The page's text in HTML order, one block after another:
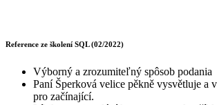
Reference ze školení SQL (02/2022)
Výborný a zrozumiteľný spôsob podania
Paní Šperková velice pěkně vysvětluje a
pro začínající.